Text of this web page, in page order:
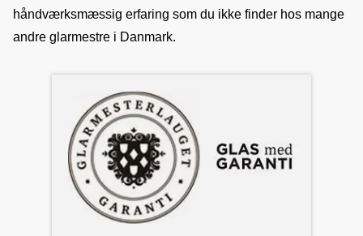
håndværksmæssig erfaring som du ikke finder hos mange
andre glarmestre i Danmark.